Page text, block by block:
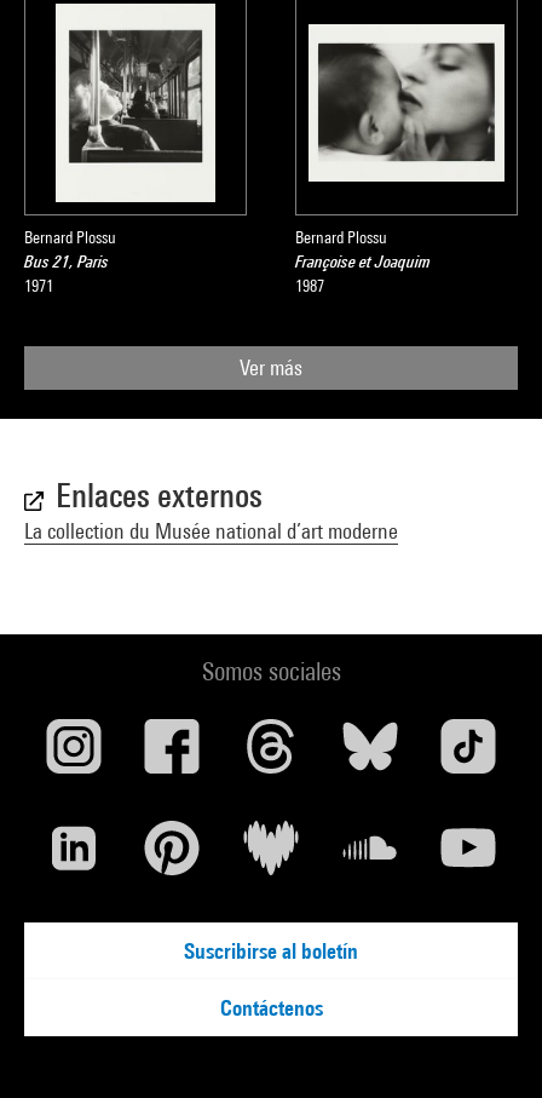
Bernard Plossu
Bus 21, Paris
1971
Bernard Plossu
Françoise et Joaquim
1987
Ver más
Enlaces externos
La collection du Musée national d’art moderne
Somos sociales
Suscribirse al boletín
Contáctenos